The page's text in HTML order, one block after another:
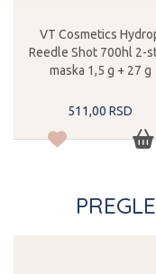
VT Cosmetics
Reedle Shot 700hl 2-
maska 1,5 g + 27 g
511,00 RSD